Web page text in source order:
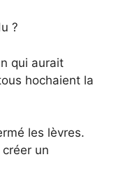
?
qui aurait
hochaient la
les lèvres.
un